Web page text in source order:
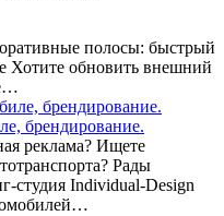
полосы: быстрый
Хотите обновить внешний
брендирование.
реклама? Ищете
Рады
студия Individual-Design